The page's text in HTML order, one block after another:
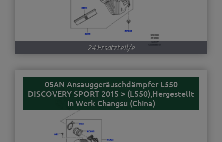
24 Ersatzteil/e
05AN Ansauggeräuschdämpfer L550
DISCOVERY SPORT 2015 > (L550),Hergestellt
in Werk Changsu (China)